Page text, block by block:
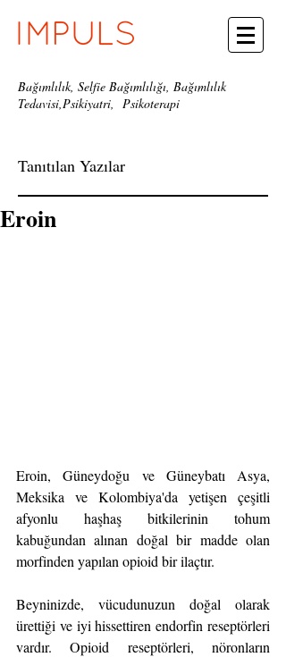
Bağımlılık, Selfie Bağımlılığı, Bağımlılık
Tedavisi,Psikiyatri, Psikoterapi
Tanıtılan Yazılar
Eroin
Eroin, Güneydoğu ve Güneybatı Asya,
Meksika ve Kolombiya'da yetişen çeşitli
afyonlu haşhaş bitkilerinin tohum
kabuğundan alınan doğal bir madde olan
morfinden yapılan opioid bir ilaçtır.
Beyninizde, vücudunuzun doğal olarak
ürettiği ve iyi hissettiren endorfin reseptörleri
vardır. Opioid reseptörleri, nöronların